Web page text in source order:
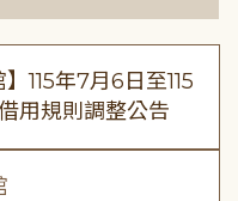
115年7月6日至115
用規則調整公告